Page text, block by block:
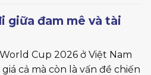
giữa đam mê và tài
Cup 2026 ở Việt Nam
cả mà còn là vấn đề chiến